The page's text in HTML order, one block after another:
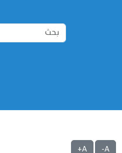
A-
A+